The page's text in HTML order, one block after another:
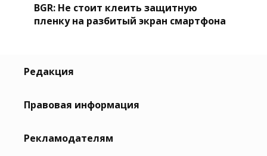
BGR: Не стоит клеить защитную
пленку на разбитый экран смартфона
Редакция
Правовая информация
Рекламодателям